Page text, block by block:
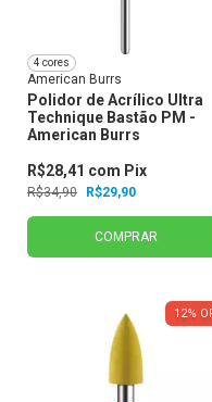
4 cores
American Burrs
Polidor de Acrílico Ultra
Technique Bastão PM -
American Burrs
R$34,90 R$29,90
R$28,41 com Pix
COMPRAR
12%